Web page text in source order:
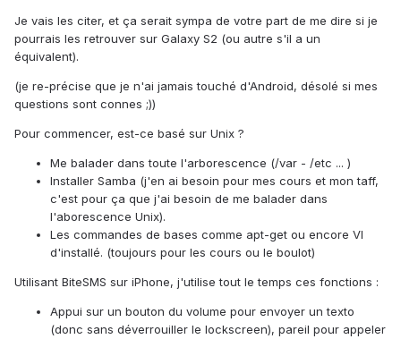
Je vais les citer, et ça serait sympa de votre part de me dire si je
pourrais les retrouver sur Galaxy S2 (ou autre s'il a un
équivalent).
(je re-précise que je n'ai jamais touché d'Android, désolé si mes
questions sont connes ;))
Pour commencer, est-ce basé sur Unix ?
Me balader dans toute l'arborescence (/var - /etc ... )
Installer Samba (j'en ai besoin pour mes cours et mon taff,
c'est pour ça que j'ai besoin de me balader dans
l'aborescence Unix).
Les commandes de bases comme apt-get ou encore VI
d'installé. (toujours pour les cours ou le boulot)
Utilisant BiteSMS sur iPhone, j'utilise tout le temps ces fonctions :
Appui sur un bouton du volume pour envoyer un texto
(donc sans déverrouiller le lockscreen), pareil pour appeler